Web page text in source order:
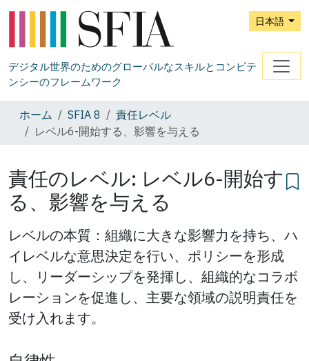
日本語
デジタル世界のためのグローバルなスキルとコンピテ
ンシーのフレームワーク
ホーム SFIA 8
責任レベル
レベル6-開始する、影響を与える
責任のレベル: レベル6-開始す
る、影響を与える
レベルの本質：組織に大きな影響力を持ち、ハ
イレベルな意思決定を行い、ポリシーを形成
し、リーダーシップを発揮し、組織的なコラボ
レーションを促進し、主要な領域の説明責任を
受け入れます。